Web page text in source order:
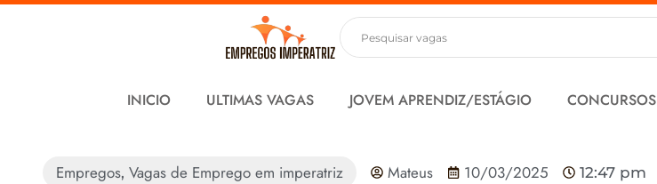
INICIO ULTIMAS VAGAS JOVEM APRENDIZ/ESTÁGIO CONCURSOS
Empregos, Vagas de Emprego em imperatriz Mateus 10/03/2025 12:47 pm